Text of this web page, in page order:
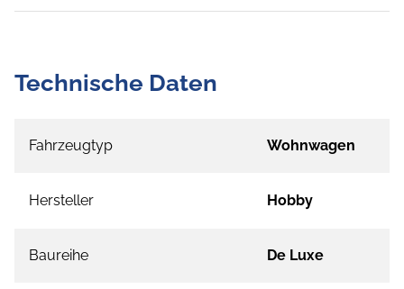
Technische Daten
Fahrzeugtyp Wohnwagen
Hersteller Hobby
Baureihe De Luxe